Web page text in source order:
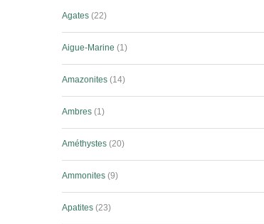
Agates 22
Aigue-Marine 1
Amazonites 14
Ambres 1
Améthystes 20
Ammonites 9
Apatites 23